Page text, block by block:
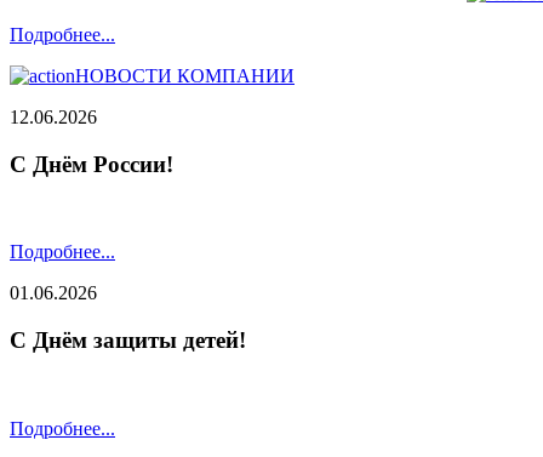
Подробнее...
НОВОСТИ КОМПАНИИ
12.06.2026
С Днём России!
Подробнее...
01.06.2026
С Днём защиты детей!
Подробнее...